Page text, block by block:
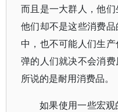
而且是一大群人，他
他们却不是这些消费
中，也不可能人们生
弹的人们就决不会消
所说的是耐用消费品。
如果使用一些宏